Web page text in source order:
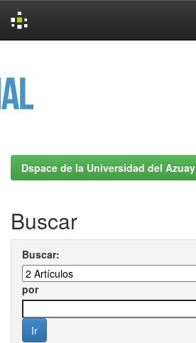
Dspace de la Universidad del Azuay
Buscar
Buscar:
por